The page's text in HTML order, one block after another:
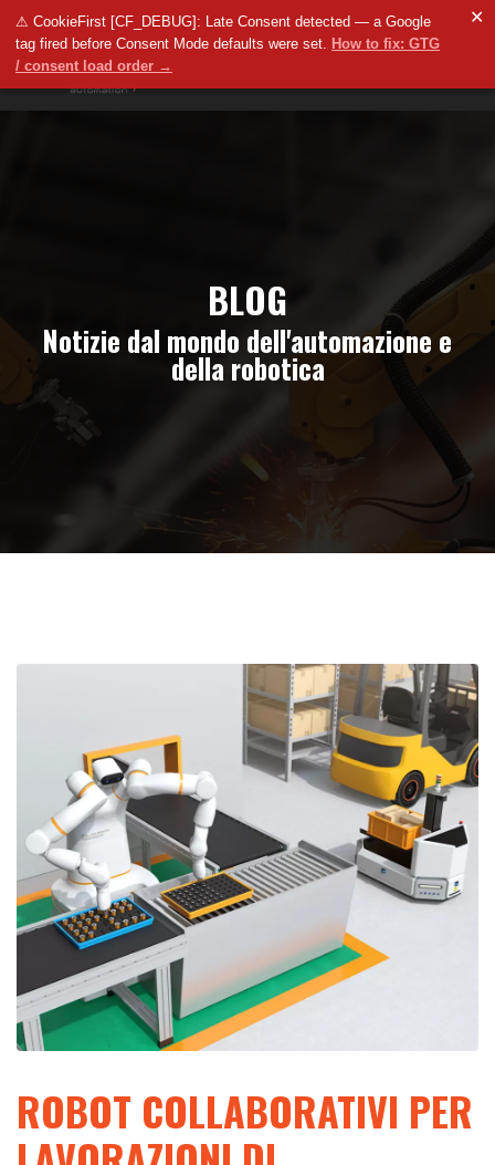
⚠ CookieFirst [CF_DEBUG]: Late Consent detected — a Google
tag fired before Consent Mode defaults were set. How to fix: GTG
/ consent load order →
✕
BLOG
Notizie dal mondo dell'automazione e
della robotica
ROBOT COLLABORATIVI PER